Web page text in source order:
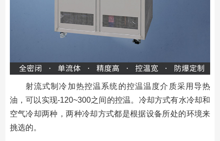
射流式制冷加热控温系统的控温温度介质采用导热
油，可以实现-120~300之间的控温。冷却方式有水冷却和
空气冷却两种，两种冷却方式都是根据设备所处的环境来
挑选的。